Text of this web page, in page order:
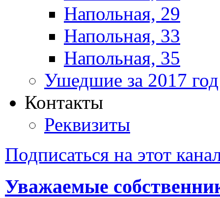
Напольная, 29
Напольная, 33
Напольная, 35
Ушедшие за 2017 год
Контакты
Реквизиты
Подписаться на этот
Уважаемые